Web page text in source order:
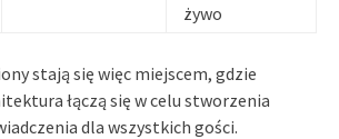
żywo
stają się więc miejscem, gdzie
łączą się w celu stworzenia
dla wszystkich gości.